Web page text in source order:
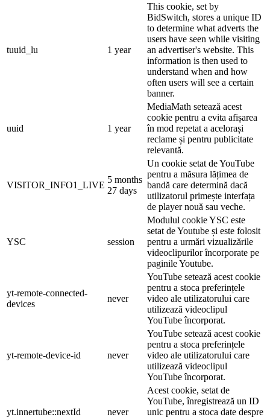
tuuid_lu 1 year
This cookie, set by
BidSwitch, stores a unique ID
to determine what adverts the
users have seen while visiting
an advertiser's website. This
information is then used to
understand when and how
often users will see a certain
banner.
uuid 1 year
MediaMath setează acest
cookie pentru a evita afișarea
în mod repetat a acelorași
reclame și pentru publicitate
relevantă.
VISITOR_INFO1_LIVE
5 months
27 days
Un cookie setat de YouTube
pentru a măsura lățimea de
bandă care determină dacă
utilizatorul primește interfața
de player nouă sau veche.
YSC session
Modulul cookie YSC este
setat de Youtube și este folosit
pentru a urmări vizualizările
videoclipurilor încorporate pe
paginile Youtube.
yt-remote-connected-
devices
never
YouTube setează acest cookie
pentru a stoca preferințele
video ale utilizatorului care
utilizează videoclipul
YouTube încorporat.
yt-remote-device-id never
YouTube setează acest cookie
pentru a stoca preferințele
video ale utilizatorului care
utilizează videoclipul
YouTube încorporat.
yt.innertube::nextId never
Acest cookie, setat de
YouTube, înregistrează un ID
unic pentru a stoca date despre